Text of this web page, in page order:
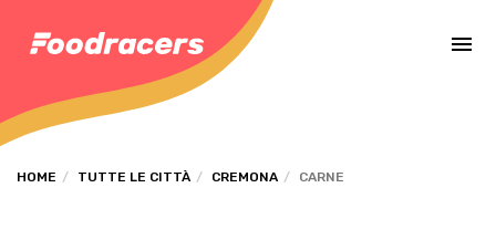
HOME TUTTE LE CITTÀ CREMONA CARNE